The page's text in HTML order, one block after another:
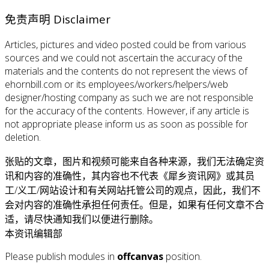
免责声明 Disclaimer
Articles, pictures and video posted could be from various
sources and we could not ascertain the accuracy of the
materials and the contents do not represent the views of
ehornbill.com or its employees/workers/helpers/web
designer/hosting company as such we are not responsible
for the accuracy of the contents. However, if any article is
not appropriate please inform us as soon as possible for
deletion.
张贴的文章，图片和视频可能来自各种来源，我们无法确定资
讯和内容的准确性，其内容也不代表《犀乡资讯网》或其员
工/义工/网站设计和有关网站托管公司的观点，因此，我们不
会对内容的准确性承担任何责任。但是，如果有任何文章不合
适，请尽快通知我们以便进行删除。
本资讯编辑部
Please publish modules in offcanvas position.